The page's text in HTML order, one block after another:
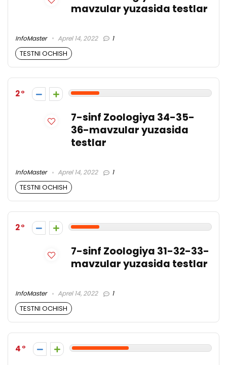
mavzular yuzasida testlar
InfoMaster Aprel 14, 2022 1
TESTNI OCHISH
2
7-sinf Zoologiya 34-35-
36-mavzular yuzasida
testlar
InfoMaster Aprel 14, 2022 1
TESTNI OCHISH
2
7-sinf Zoologiya 31-32-33-
mavzular yuzasida testlar
InfoMaster Aprel 14, 2022 1
TESTNI OCHISH
4